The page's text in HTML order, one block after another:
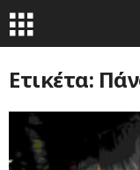
Ετικέτα: